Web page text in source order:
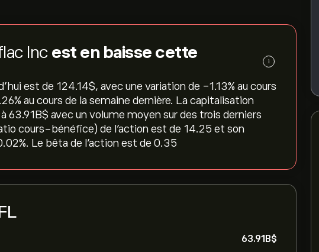
Inc est en baisse cette
i
est de 124.14‎$‎, avec une variation de ‎-1.13‎% au cours
au cours de la semaine dernière. La capitalisation
63.91B‎$‎ avec un volume moyen sur des trois derniers
cours-bénéfice) de l'action est de 14.25 et son
Le bêta de l'action est de 0.35
63.91B‎$‎